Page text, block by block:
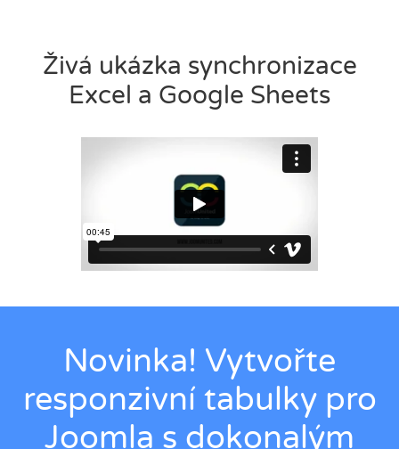
Živá ukázka synchronizace
Excel a Google Sheets
Novinka! Vytvořte
responzivní tabulky pro
Joomla s dokonalým